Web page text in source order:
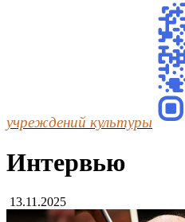
учреждений культуры
Интервью
13.11.2025